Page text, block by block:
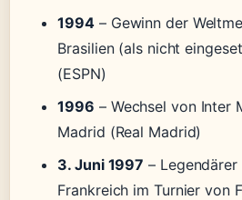
1994 – Gewinn der
Brasilien (als nicht
(ESPN)
1996 – Wechsel von Inter
Madrid (Real Madrid)
3. Juni 1997 –
Frankreich im Turnier von